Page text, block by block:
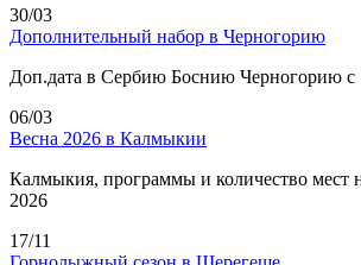
30/03
Дополнительный набор в Черногорию
Доп.дата в Сербию Боснию Черногорию с
06/03
Весна 2026 в Калмыкии
Калмыкия, программы и количество мест
2026
17/11